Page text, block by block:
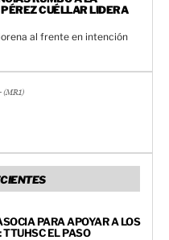
CUÉLLAR LIDERA
al frente en intención
(MR1)
PARA APOYAR A LOS
TTUHSC EL PASO